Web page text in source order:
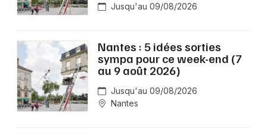
Jusqu'au 09/08/2026
Nantes : 5 idées sorties
sympa pour ce week-end (7
au 9 août 2026)
Jusqu'au 09/08/2026
Nantes